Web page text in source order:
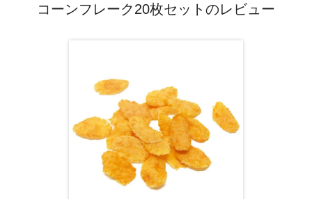
コーンフレーク20枚セットのレビュー